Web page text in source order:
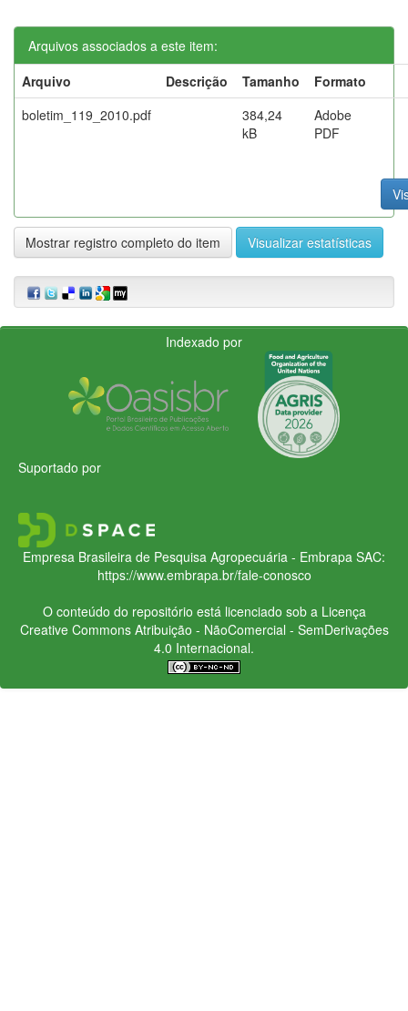
Arquivos associados a este item:
Arquivo
Descrição Tamanho
Formato
boletim_119_2010.pdf
384,24
kB
Adobe
PDF
Mostrar registro completo do item Visualizar estatísticas
Indexado por
Suportado por
Empresa Brasileira de Pesquisa Agropecuária - Embrapa SAC:
https://www.embrapa.br/fale-conosco
O conteúdo do repositório está licenciado sob a Licença
Creative CommonsAtribuição - NãoComercial - SemDerivações
4.0 Internacional.